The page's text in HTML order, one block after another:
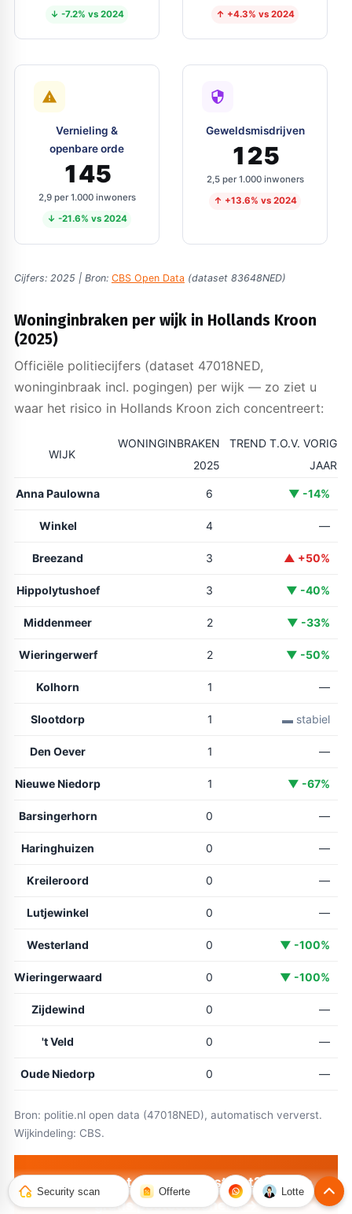
↓ -7.2% vs 2024
↑ +4.3% vs 2024
Vernieling &
openbare orde
145
2,9 per 1.000 inwoners
↓ -21.6% vs 2024
Geweldsmisdrijven
125
2,5 per 1.000 inwoners
↑ +13.6% vs 2024
Cijfers: 2025 | Bron: CBS Open Data (dataset 83648NED)
Woninginbraken per wijk in Hollands Kroon
(2025)
Officiële politiecijfers (dataset 47018NED,
woninginbraak incl. pogingen) per wijk — zo ziet u
waar het risico in Hollands Kroon zich concentreert:
WIJK
WONINGINBRAKEN
2025
TREND T.O.V. VORIG
JAAR
Anna Paulowna 6 ▼ -14%
Winkel 4 —
Breezand 3 ▲ +50%
Hippolytushoef 3 ▼ -40%
Middenmeer 2 ▼ -33%
Wieringerwerf 2 ▼ -50%
Kolhorn 1 —
Slootdorp 1 ▬ stabiel
Den Oever 1 —
Nieuwe Niedorp 1 ▼ -67%
Barsingerhorn 0 —
Haringhuizen 0 —
Kreileroord 0 —
Lutjewinkel 0 —
Westerland 0 ▼ -100%
Wieringerwaard 0 ▼ -100%
Zijdewind 0 —
't Veld 0 —
Oude Niedorp 0 —
Bron: politie.nl open data (47018NED), automatisch ververst.
Wijkindeling: CBS.
Wat betekent dit voor úw straat? Doe de
gratis postcodecheck →
Security scan Offerte Lotte